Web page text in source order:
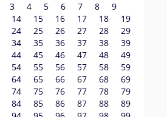
3 4 5 6 7 8
9
14 15 16 17 18
19
24 25 26 27 28
29
34 35 36 37 38
39
44 45 46 47 48
49
54 55 56 57 58
59
64 65 66 67 68
69
74 75 76 77 78
79
84 85 86 87 88
89